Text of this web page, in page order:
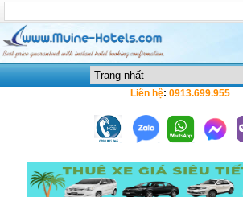
Liên hệ: 0913.699.955